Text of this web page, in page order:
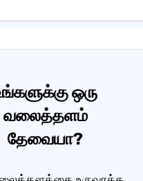
ஒரு
வலைத்தளம்
தேவையா?